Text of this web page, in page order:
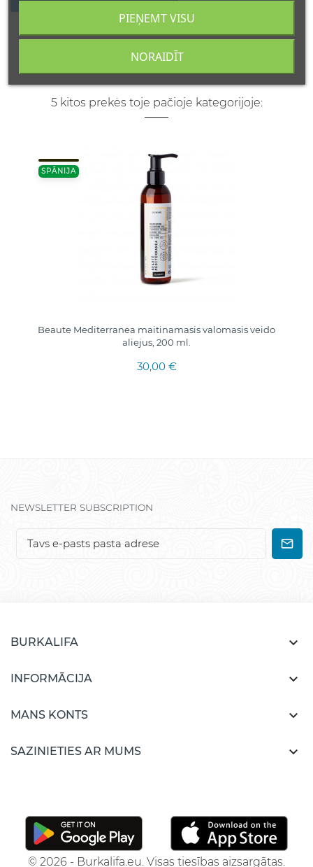
5 kitos prekės toje pačioje kategorijoje:
SPĀNIJA
Beaute Mediterranea maitinamasis valomasis veido
aliejus, 200 ml.
30,00 €
NEWSLETTER SUBSCRIPTION
BURKALIFA 
INFORMĀCIJA 
MANS KONTS 
SAZINIETIES AR MUMS 
© 2026 - Burkalifa.eu. Visas tiesības aizsargātas.
NORAIDĪT
PIEŅEMT VISU